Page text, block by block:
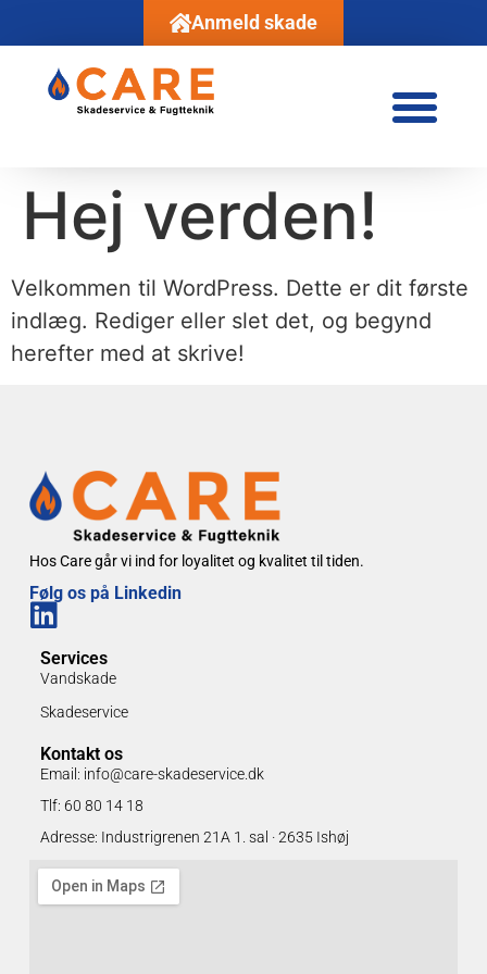
Anmeld skade
Hej verden!
Velkommen til WordPress. Dette er dit første
indlæg. Rediger eller slet det, og begynd
herefter med at skrive!
Hos Care går vi ind for loyalitet og kvalitet til tiden.
Følg os på Linkedin
Services
Vandskade
Skadeservice
Kontakt os
Email: info@care-skadeservice.dk
Tlf: 60 80 14 18
Adresse: Industrigrenen 21A 1. sal · 2635 Ishøj